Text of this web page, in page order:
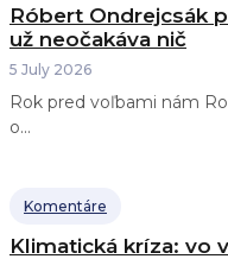
Róbert Ondrejcsák
už neočakáva nič
5 July 2026
Rok pred voľbami nám
o...
Komentáre
Klimatická kríza: vo